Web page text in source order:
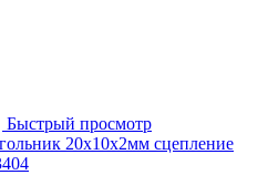
Быстрый просмотр
20х10х2мм сцепление